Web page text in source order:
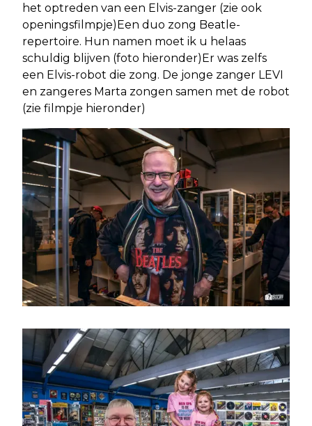
het optreden van een Elvis-zanger (zie ook
openingsfilmpje)Een duo zong Beatle-
repertoire. Hun namen moet ik u helaas
schuldig blijven (foto hieronder)Er was zelfs
een Elvis-robot die zong. De jonge zanger LEVI
en zangeres Marta zongen samen met de robot
(zie filmpje hieronder)